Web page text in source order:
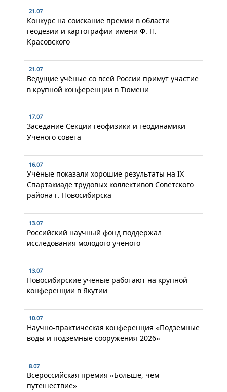
21.07
Конкурс на соискание премии в области
геодезии и картографии имени Ф. Н.
Красовского
21.07
Ведущие учёные со всей России примут участие
в крупной конференции в Тюмени
17.07
Заседание Секции геофизики и геодинамики
Ученого совета
16.07
Учёные показали хорошие результаты на IX
Спартакиаде трудовых коллективов Советского
района г. Новосибирска
13.07
Российский научный фонд поддержал
исследования молодого учёного
13.07
Новосибирские учёные работают на крупной
конференции в Якутии
10.07
Научно-практическая конференция «Подземные
воды и подземные сооружения-2026»
8.07
Всероссийская премия «Больше, чем
путешествие»